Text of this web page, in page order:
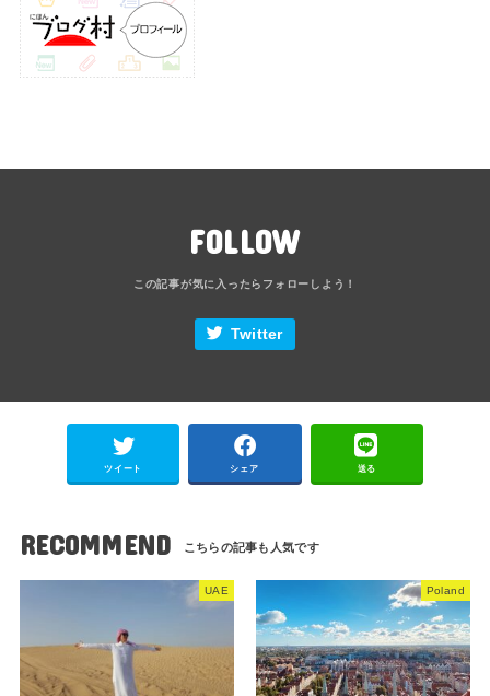
FOLLOW
Twitter
ツイート シェア 送る
RECOMMEND
UAE Poland